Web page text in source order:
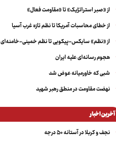
از «صبر استراتژیک» تا «مقاومت فعال»
از خطای محاسبات آمریکا تا نظم تازه غرب آسیا
از «نظم» سایکس-پیکویی تا نظم خمینی-خامنه‌ای
هجوم رسانه‌ای علیه ایران
شبی که خاورمیانه عوض شد
نهضت مقاومت در منطق رهبر شهید
آخرین اخبار
نجف و کربلا در آستانه ۵۰ درجه